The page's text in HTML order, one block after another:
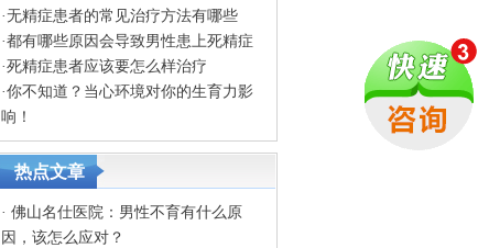
·无精症患者的常见治疗方法有哪些
·都有哪些原因会导致男性患上死精症
·死精症患者应该要怎么样治疗
·你不知道？当心环境对你的生育力影
响！
热点文章
· 佛山名仕医院：男性不育有什么原
因，该怎么应对？